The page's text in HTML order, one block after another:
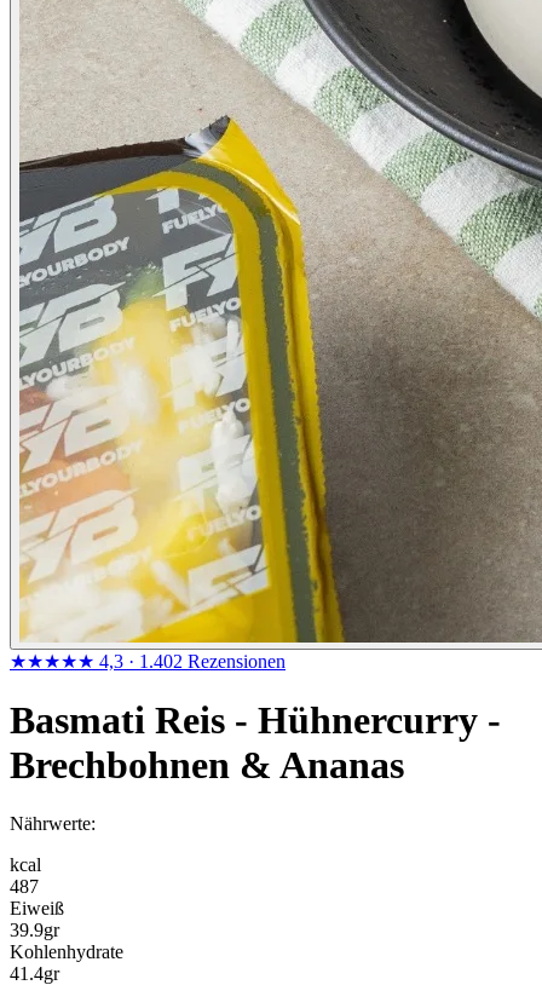
★★★★★ 4,3 · 1.402 Rezensionen
Basmati Reis - Hühnercurry -
Brechbohnen & Ananas
Nährwerte:
kcal
487
Eiweiß
39.9gr
Kohlenhydrate
41.4gr